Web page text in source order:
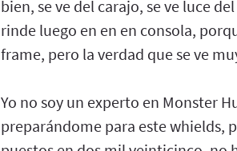
bien, se ve del carajo, se ve luce
rinde luego en en en consola,
frame, pero la verdad que se ve
Yo no soy un experto en Monster
preparándome para este whields,